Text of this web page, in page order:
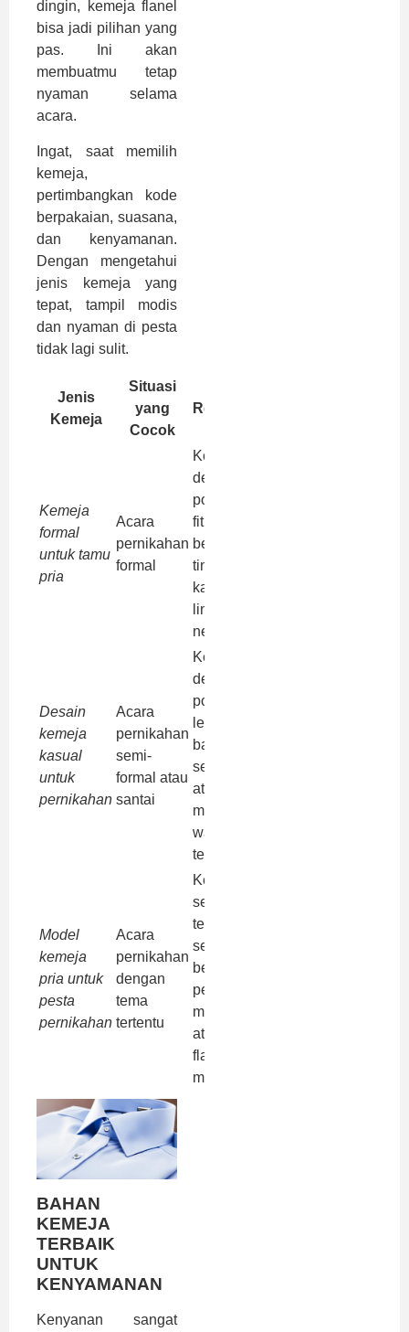
dingin, kemeja flanel
bisa jadi pilihan yang
pas. Ini akan
membuatmu tetap
nyaman selama
acara.
Ingat, saat memilih
kemeja,
pertimbangkan kode
berpakaian, suasana,
dan kenyamanan.
Dengan mengetahui
jenis kemeja yang
tepat, tampil modis
dan nyaman di pesta
tidak lagi sulit.
Jenis
Kemeja
Situasi
yang
Cocok
Rekomendasi
Kemeja
formal
untuk tamu
pria
Acara
pernikahan
formal
Kemeja
dengan
potongan slim
fit, bahan
berkualitas
tinggi seperti
katun atau
linen, warna
netral
Desain
kemeja
kasual
untuk
pernikahan
Acara
pernikahan
semi-
formal atau
santai
Kemeja
dengan
potongan
lebih longgar,
bahan ringan
seperti katun
atau rayon,
motif atau
warna sesuai
tema acara
Model
kemeja
pria untuk
pesta
pernikahan
Acara
pernikahan
dengan
tema
tertentu
Kemeja yang
sesuai dengan
tema acara,
seperti kemeja
berlengan
pendek untuk
musim panas
atau kemeja
flanel untuk
musim dingin
BAHAN
KEMEJA
TERBAIK
UNTUK
KENYAMANAN
Kenyanan sangat